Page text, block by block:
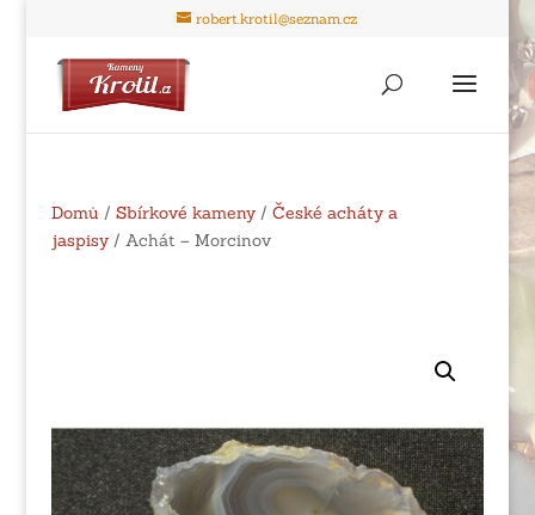
robert.krotil@seznam.cz
Domů / Sbírkové kameny/ České acháty a
jaspisy/ Achát – Morcinov